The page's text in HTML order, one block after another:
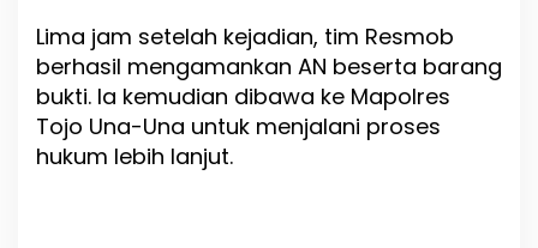
k
n
Lima jam setelah kejadian, tim Resmob
berhasil mengamankan AN beserta barang
bukti. Ia kemudian dibawa ke Mapolres
Tojo Una-Una untuk menjalani proses
hukum lebih lanjut.